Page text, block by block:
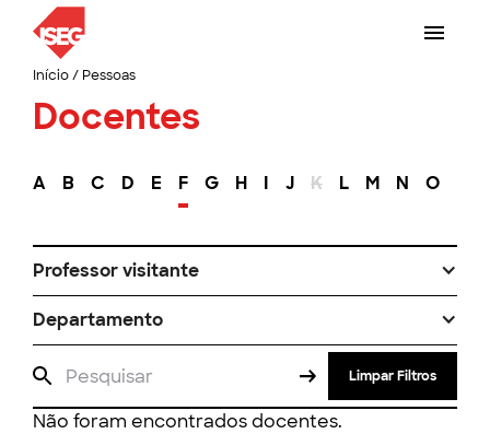
Início/ Pessoas
Docentes
A B C D E F G H I J K L M N O
Professor visitante
Departamento
Limpar Filtros
Não foram encontrados docentes.